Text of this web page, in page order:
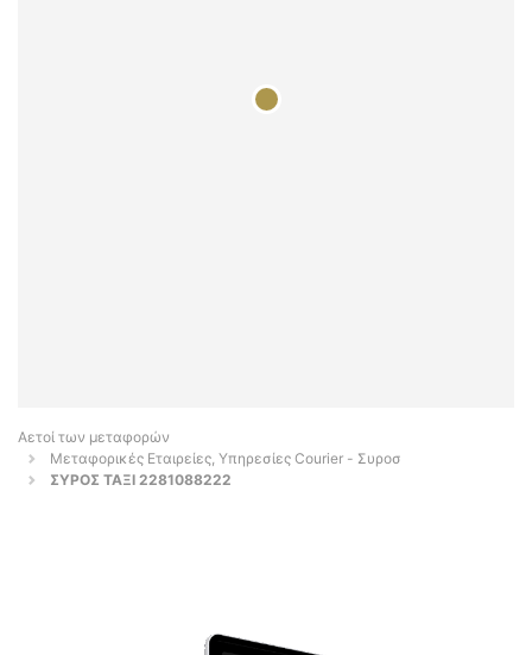
Αετοί των μεταφορών
Μεταφορικές Εταιρείες, Υπηρεσίες Courier - Συροσ
ΣΥΡΟΣ ΤΑΞΙ 2281088222